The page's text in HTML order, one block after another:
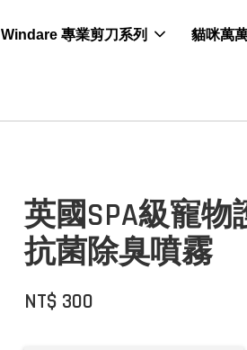
Windare 專業剪刀系列 貓咪萬
英國SPA級寵
抗菌除臭噴霧
NT$ 300